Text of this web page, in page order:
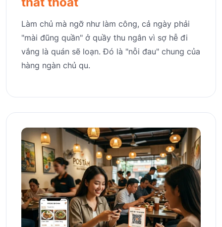
Làm chủ mà ngỡ như làm công, cả ngày phải
"mài đũng quần" ở quầy thu ngân vì sợ hễ đi
vắng là quán sẽ loạn. Đó là "nỗi đau" chung của
hàng ngàn chủ qu.